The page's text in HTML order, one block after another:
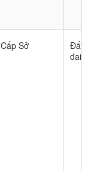
Cấp Sở
Đất
đai